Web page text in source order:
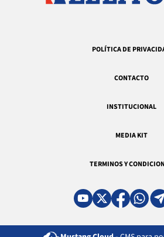
POLÍTICA DE
CONTACTO
INSTITUCIONAL
MEDIA KIT
TERMINOS Y